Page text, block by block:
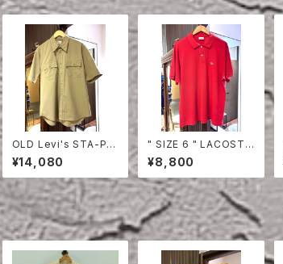
OLD Levi's STA-PR
EST HALF SLEEVE S
HIRT
¥14,080
" SIZE 6 " LACOSTE
POLO SHIRT RED
¥8,800